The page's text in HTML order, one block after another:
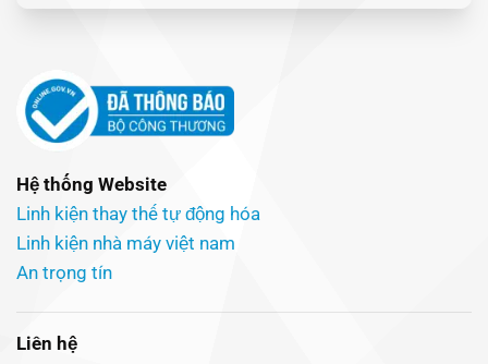
Hệ thống Website
Linh kiện thay thế tự động hóa
Linh kiện nhà máy việt nam
An trọng tín
Liên hệ